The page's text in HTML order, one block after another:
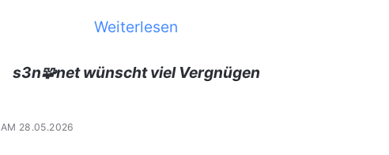
Weiterlesen
s3n🧩net wünscht viel Vergnügen
AM 28.05.2026